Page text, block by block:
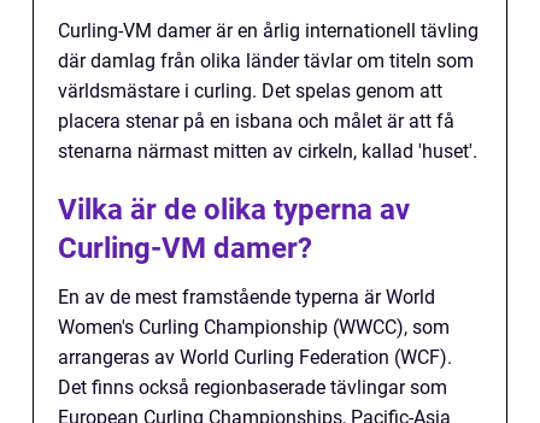
Curling-VM damer är en årlig internationell tävling
där damlag från olika länder tävlar om titeln som
världsmästare i curling. Det spelas genom att
placera stenar på en isbana och målet är att få
stenarna närmast mitten av cirkeln, kallad 'huset'.
Vilka är de olika typerna av
Curling-VM damer?
En av de mest framstående typerna är World
Women's Curling Championship (WWCC), som
arrangeras av World Curling Federation (WCF).
Det finns också regionbaserade tävlingar som
European Curling Championships, Pacific-Asia